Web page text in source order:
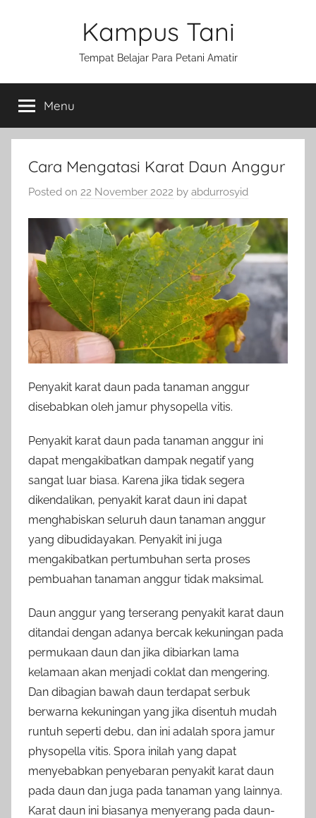
Kampus Tani
Tempat Belajar Para Petani Amatir
Menu
Cara Mengatasi Karat Daun Anggur
Posted on 22 November 2022 by abdurrosyid
Penyakit karat daun pada tanaman anggur
disebabkan oleh jamur physopella vitis.
Penyakit karat daun pada tanaman anggur ini
dapat mengakibatkan dampak negatif yang
sangat luar biasa. Karena jika tidak segera
dikendalikan, penyakit karat daun ini dapat
menghabiskan seluruh daun tanaman anggur
yang dibudidayakan. Penyakit ini juga
mengakibatkan pertumbuhan serta proses
pembuahan tanaman anggur tidak maksimal.
Daun anggur yang terserang penyakit karat daun
ditandai dengan adanya bercak kekuningan pada
permukaan daun dan jika dibiarkan lama
kelamaan akan menjadi coklat dan mengering.
Dan dibagian bawah daun terdapat serbuk
berwarna kekuningan yang jika disentuh mudah
runtuh seperti debu, dan ini adalah spora jamur
physopella vitis. Spora inilah yang dapat
menyebabkan penyebaran penyakit karat daun
pada daun dan juga pada tanaman yang lainnya.
Karat daun ini biasanya menyerang pada daun-